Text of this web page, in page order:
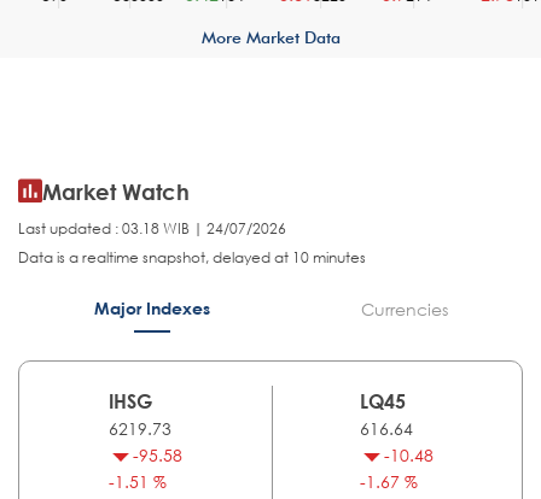
More Market Data
Market Watch
Last updated : 03.18 WIB | 24/07/2026
Data is a realtime snapshot, delayed at 10 minutes
Major Indexes Currencies
IHSG
6219.73
-95.58
-1.51 %
LQ45
616.64
-10.48
-1.67 %